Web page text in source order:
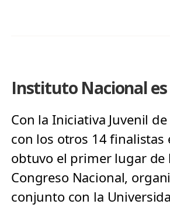
Instituto Nacional
Con la Iniciativa Juvenil
con los otros 14 finalistas
obtuvo el primer lugar de
Congreso Nacional,
conjunto con la